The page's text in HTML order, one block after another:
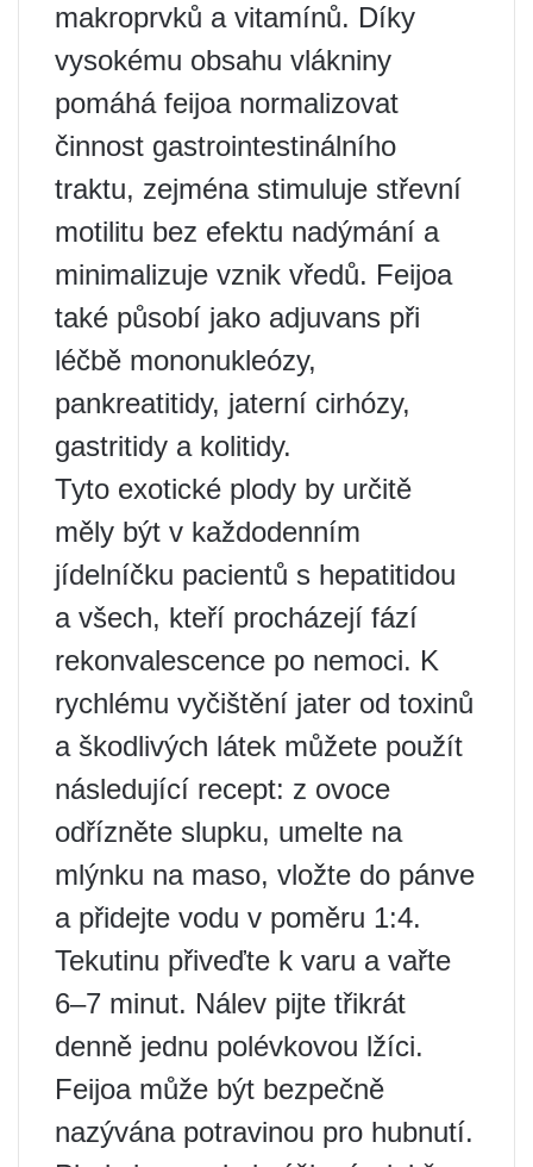
makroprvků a vitamínů. Díky
vysokému obsahu vlákniny
pomáhá feijoa normalizovat
činnost gastrointestinálního
traktu, zejména stimuluje střevní
motilitu bez efektu nadýmání a
minimalizuje vznik vředů. Feijoa
také působí jako adjuvans při
léčbě mononukleózy,
pankreatitidy, jaterní cirhózy,
gastritidy a kolitidy.
Tyto exotické plody by určitě
měly být v každodenním
jídelníčku pacientů s hepatitidou
a všech, kteří procházejí fází
rekonvalescence po nemoci. K
rychlému vyčištění jater od toxinů
a škodlivých látek můžete použít
následující recept: z ovoce
odřízněte slupku, umelte na
mlýnku na maso, vložte do pánve
a přidejte vodu v poměru 1:4.
Tekutinu přiveďte k varu a vařte
6–7 minut. Nálev pijte třikrát
denně jednu polévkovou lžíci.
Feijoa může být bezpečně
nazývána potravinou pro hubnutí.